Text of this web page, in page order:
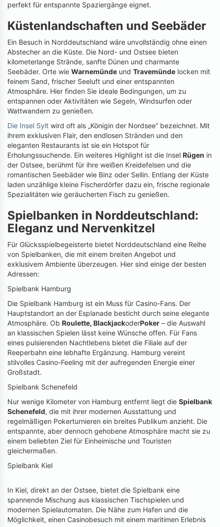
perfekt für entspannte Spaziergänge eignet.
Küstenlandschaften und Seebäder
Ein Besuch in Norddeutschland wäre unvollständig ohne einen
Abstecher an die Küste. Die Nord- und Ostsee bieten
kilometerlange Strände, sanfte Dünen und charmante
Seebäder. Orte wie Warnemünde und Travemünde locken mit
feinem Sand, frischer Seeluft und einer entspannten
Atmosphäre. Hier finden Sie ideale Bedingungen, um zu
entspannen oder Aktivitäten wie Segeln, Windsurfen oder
Wattwandern zu genießen.
Die Insel Sylt wird oft als „Königin der Nordsee“ bezeichnet. Mit
ihrem exklusiven Flair, den endlosen Stränden und den
eleganten Restaurants ist sie ein Hotspot für
Erholungssuchende. Ein weiteres Highlight ist die Insel Rügen in
der Ostsee, berühmt für ihre weißen Kreidefelsen und die
romantischen Seebäder wie Binz oder Sellin. Entlang der Küste
laden unzählige kleine Fischerdörfer dazu ein, frische regionale
Spezialitäten wie geräucherten Fisch zu genießen.
Spielbanken in Norddeutschland:
Eleganz und Nervenkitzel
Für Glücksspielbegeisterte bietet Norddeutschland eine Reihe
von Spielbanken, die mit einem breiten Angebot und
exklusivem Ambiente überzeugen. Hier sind einige der besten
Adressen:
Spielbank Hamburg
Die Spielbank Hamburg ist ein Muss für Casino-Fans. Der
Hauptstandort an der Esplanade besticht durch seine elegante
Atmosphäre. Ob Roulette, BlackjackoderPoker – die Auswahl
an klassischen Spielen lässt keine Wünsche offen. Für Fans
eines pulsierenden Nachtlebens bietet die Filiale auf der
Reeperbahn eine lebhafte Ergänzung. Hamburg vereint
stilvolles Casino-Feeling mit der aufregenden Energie einer
Großstadt.
Spielbank Schenefeld
Nur wenige Kilometer von Hamburg entfernt liegt die Spielbank
Schenefeld, die mit ihrer modernen Ausstattung und
regelmäßigen Pokerturnieren ein breites Publikum anzieht. Die
entspannte, aber dennoch gehobene Atmosphäre macht sie zu
einem beliebten Ziel für Einheimische und Touristen
gleichermaßen.
Spielbank Kiel
In Kiel, direkt an der Ostsee, bietet die Spielbank eine
spannende Mischung aus klassischen Tischspielen und
modernen Spielautomaten. Die Nähe zum Hafen und die
Möglichkeit, einen Casinobesuch mit einem maritimen Erlebnis